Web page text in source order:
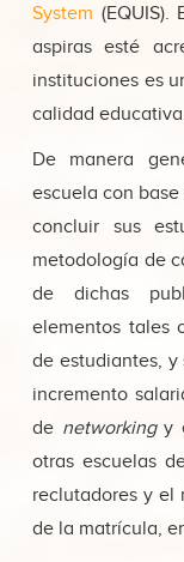
System
aspiras esté
instituciones es
calidad
De manera
escuela con
concluir sus
metodología de
de dichas
elementos tales
de estudiantes,
incremento
de networkingy
otras escuelas
reclutadores y el
de la matrícula,